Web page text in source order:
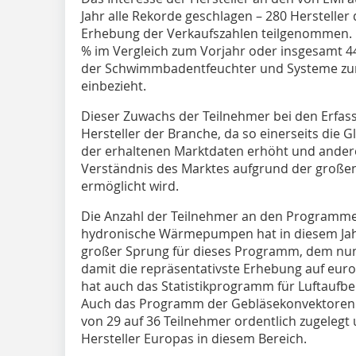
Jahr alle Rekorde geschlagen – 280
Erhebung der Verkaufszahlen
% im Vergleich zum Vorjahr oder insgesamt
der Schwimmbadentfeuchter und Systeme
einbezieht.
Dieser Zuwachs der Teilnehmer bei den
Hersteller der Branche, da so einerseits die
der erhaltenen Marktdaten erhöht und
Verständnis des Marktes aufgrund der
ermöglicht wird.
Die Anzahl der Teilnehmer an den
hydronische Wärmepumpen hat in diesem
großer Sprung für dieses Programm, dem
damit die repräsentativste Erhebung auf
hat auch das Statistikprogramm für
Auch das Programm der
von 29 auf 36 Teilnehmer ordentlich
Hersteller Europas in diesem Bereich.